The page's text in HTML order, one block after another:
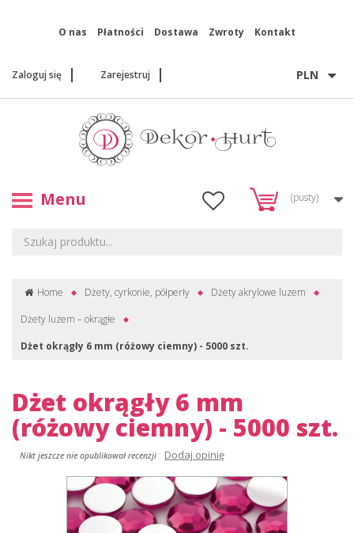
O nas Płatności Dostawa Zwroty Kontakt
PLN
Zaloguj się Zarejestruj
(pusty)
Menu
Home Dżety, cyrkonie, półperły
Dżety akrylowe luzem
Dżety luzem – okrągłe
Dżet okrągły 6 mm (różowy ciemny) - 5000 szt.
Dżet okrągły 6 mm
(różowy ciemny) - 5000 szt.
Nikt jeszcze nie opublikował recenzji Dodaj opinię